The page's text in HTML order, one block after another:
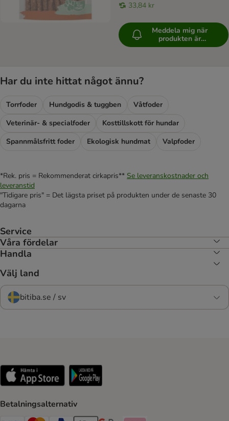
33,84 kr
Meddela mig när
produkten är
tillgänglig
Har du inte hittat något ännu?
Torrfoder Hundgodis & tuggben
Våtfoder
Veterinär- & specialfoder
Kosttillskott för hundar
Spannmålsfritt foder
Ekologisk hundmat Valpfoder
*Rek. pris = Rekommenderat cirkapris** Se leveranskostnader och
leveranstid
"Tidigare pris" = Det lägsta priset på produkten under de senaste 30
dagarna
Service
Våra fördelar
Handla
Välj land
bitiba.se / sv
Betalningsalternativ